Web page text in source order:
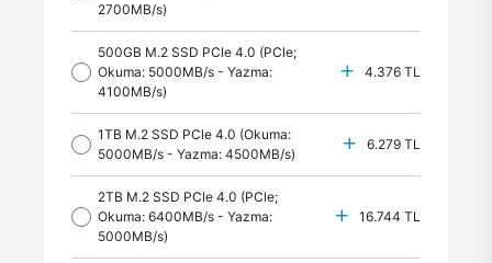
2700MB/s)
500GB M.2 SSD PCle 4.0 (PCle;
Okuma: 5000MB/s - Yazma:
4100MB/s)
4.376 TL
1TB M.2 SSD PCle 4.0 (Okuma:
5000MB/s - Yazma: 4500MB/s)
6.279 TL
2TB M.2 SSD PCle 4.0 (PCle;
Okuma: 6400MB/s - Yazma:
5000MB/s)
16.744 TL